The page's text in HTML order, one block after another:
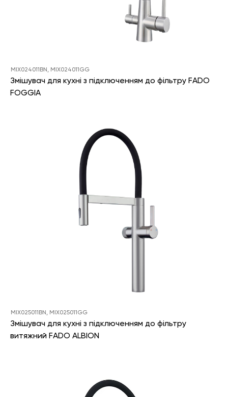
MIX024011BN, MIX024011GG
Змішувач для кухні з підключенням до фільтру FADO
FOGGIA
MIX025011BN, MIX025011GG
Змішувач для кухні з підключенням до фільтру
витяжний FADO ALBION